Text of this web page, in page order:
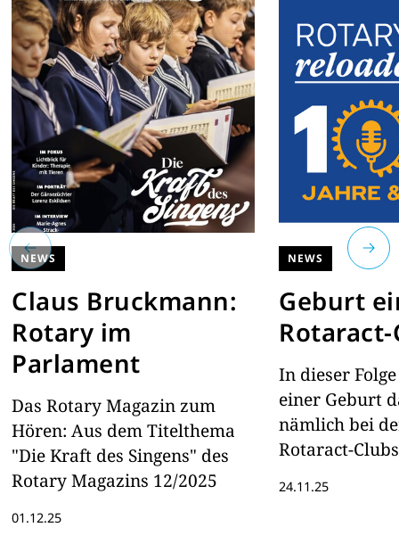
NEWS
Claus Bruckmann:
Rotary im
Parlament
Das Rotary Magazin zum
Hören: Aus dem Titelthema
"Die Kraft des Singens" des
Rotary Magazins 12/2025
01.12.25
NEWS
Geburt
In dieser
einer Geburt
nämlich bei
Rotaract-
neue
24.11.25